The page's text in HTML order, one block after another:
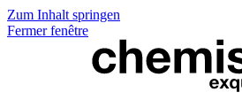
Zum Inhalt springen
Fermer fenêtre